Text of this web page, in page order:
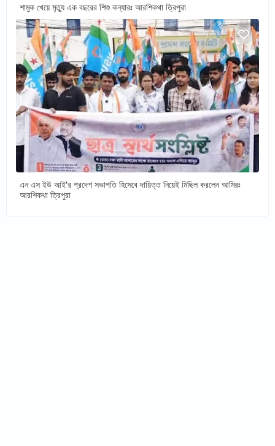
শামুক খেয়ে মৃত্যু এক বছরের শিশু কন্যারঃ আরশিকথা ত্রিপুরা
এন এস ইউ আই'র প্রদেশ সভাপতি হিসেবে দায়িত্ত নিয়েই মিছিল করলেন আমিরঃ
আরশিকথা ত্রিপুরা